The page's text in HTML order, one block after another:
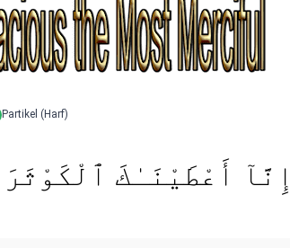
Partikel (Harf)
إِنَّآ أَعْطَيْنَـٰكَ ٱلْكَوْثَرَ